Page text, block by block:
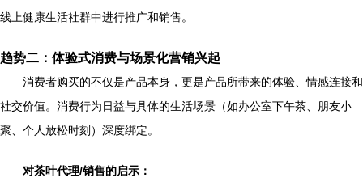
线上健康生活社群中进行推广和销售。
趋势二：体验式消费与场景化营销兴起
消费者购买的不仅是产品本身，更是产品所带来的体验、情感连接和
社交价值。消费行为日益与具体的生活场景（如办公室下午茶、朋友小
聚、个人放松时刻）深度绑定。
对茶叶代理/销售的启示：